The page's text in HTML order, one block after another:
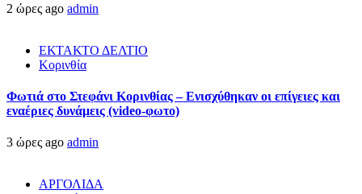
2 ώρες ago admin
ΕΚΤΑΚΤΟ ΔΕΛΤΙΟ
Κορινθία
Φωτιά στο Στεφάνι Κορινθίας – Ενισχύθηκαν οι επίγειες και
εναέριες δυνάμεις (video-φωτο)
3 ώρες ago admin
ΑΡΓΟΛΙΔΑ